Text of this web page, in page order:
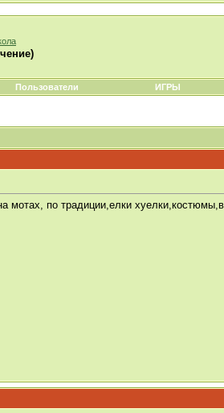
Пользователи ИГРЫ
мотах, по традиции,елки